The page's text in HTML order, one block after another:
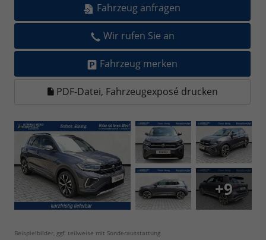
Fahrzeug anfragen
Wir rufen Sie an
Fahrzeug merken
PDF-Datei, Fahrzeugexposé drucken
+9
Beispielbilder, ggf. teilweise mit Sonderausstattung